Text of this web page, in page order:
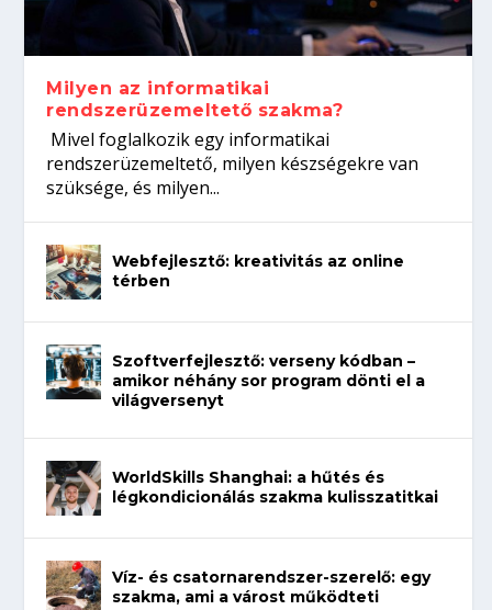
koffeinről?
Így növelheted az esélyedet az
állásinterjúra...
Tanulj szakmát!
Milyen az informatikai
rendszerüzemeltető szakma?
Mivel foglalkozik egy informatikai
rendszerüzemeltető, milyen készségekre van
szüksége, és milyen...
Webfejlesztő: kreativitás az online
térben
Szoftverfejlesztő: verseny kódban –
amikor néhány sor program dönti el a
világversenyt
WorldSkills Shanghai: a hűtés és
légkondicionálás szakma kulisszatitkai
Víz- és csatornarendszer-szerelő: egy
szakma, ami a várost működteti